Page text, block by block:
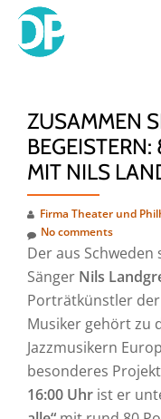
Skip
ZUSAMMEN
MIT NILS
Firma Theater und
No comments
Der aus
Sänger Nils
Porträtkünstler
Musiker gehört zu
Jazzmusikern
besonderes
16:00 Uhr ist er